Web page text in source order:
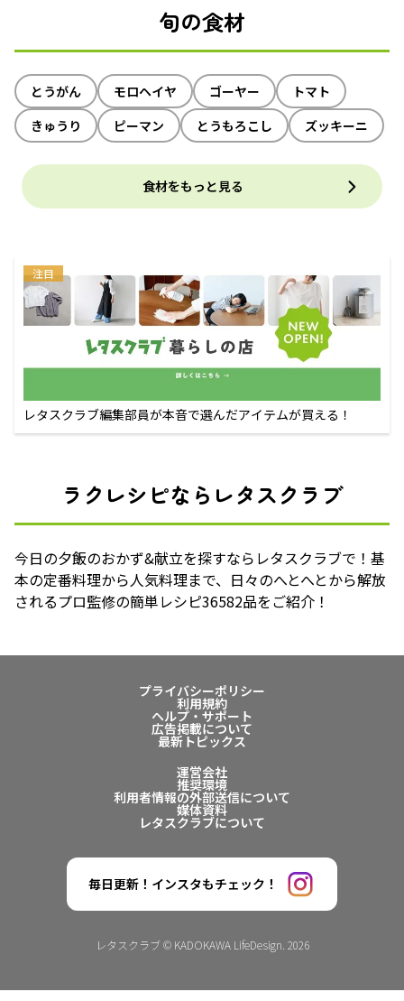
旬の食材
とうがん モロヘイヤ ゴーヤー
トマト
きゅうり
ピーマン とうもろこし ズッキーニ
食材をもっと見る
注目
レタスクラブ編集部員が本音で選んだアイテムが買える！
ラクレシピならレタスクラブ
今日の夕飯のおかず&献立を探すならレタスクラブで！基
本の定番料理から人気料理まで、日々のへとへとから解放
されるプロ監修の簡単レシピ36582品をご紹介！
プライバシーポリシー
利用規約
ヘルプ・サポート
広告掲載について
最新トピックス
運営会社
推奨環境
利用者情報の外部送信について
媒体資料
レタスクラブについて
毎日更新！インスタもチェック！
レタスクラブ © KADOKAWA LifeDesign. 2026